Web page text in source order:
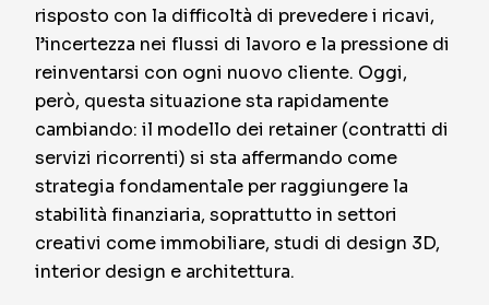
risposto con la difficoltà di prevedere i ricavi,
l’incertezza nei flussi di lavoro e la pressione di
reinventarsi con ogni nuovo cliente. Oggi,
però, questa situazione sta rapidamente
cambiando: il modello dei retainer (contratti di
servizi ricorrenti) si sta affermando come
strategia fondamentale per raggiungere la
stabilità finanziaria, soprattutto in settori
creativi come immobiliare, studi di design 3D,
interior design e architettura.